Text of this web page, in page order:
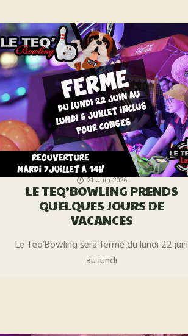
21 Juin 2026
LE TEQ’BOWLING PRENDS
QUELQUES JOURS DE
VACANCES
Le Teq’Bowling sera fermé du lundi 22 juin
au lundi